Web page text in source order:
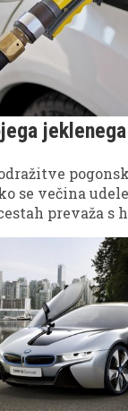
se večina
prevaža s
avtomobilom,
ki bi vsaj